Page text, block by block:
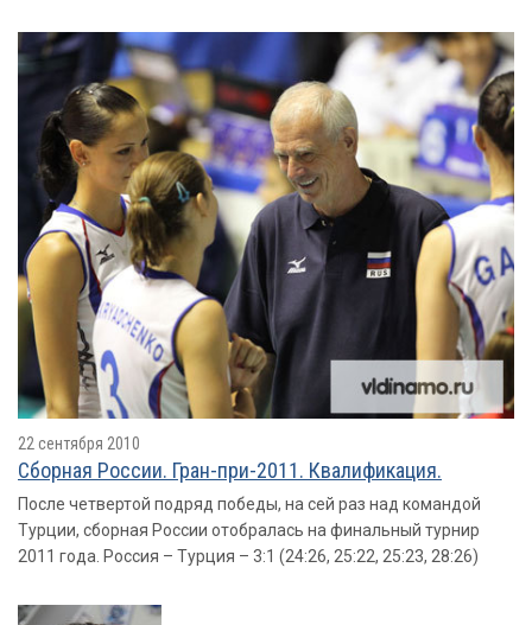
22 сентября 2010
Сборная России. Гран-при-2011. Квалификация.
После четвертой подряд победы, на сей раз над командой
Турции, сборная России отобралась на финальный турнир
2011 года. Россия – Турция – 3:1 (24:26, 25:22, 25:23, 28:26)